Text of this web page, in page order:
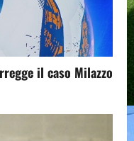
il caso Milazzo